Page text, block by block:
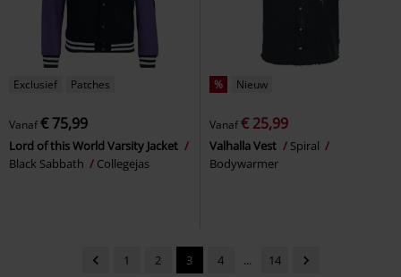
Exclusief Patches
Vanaf€ 75,99
Lord of this World Varsity Jacket
Black Sabbath
Collegejas
% Nieuw
Vanaf€ 25,99
Valhalla Vest
Spiral
Bodywarmer
1 2 3 4 ... 14